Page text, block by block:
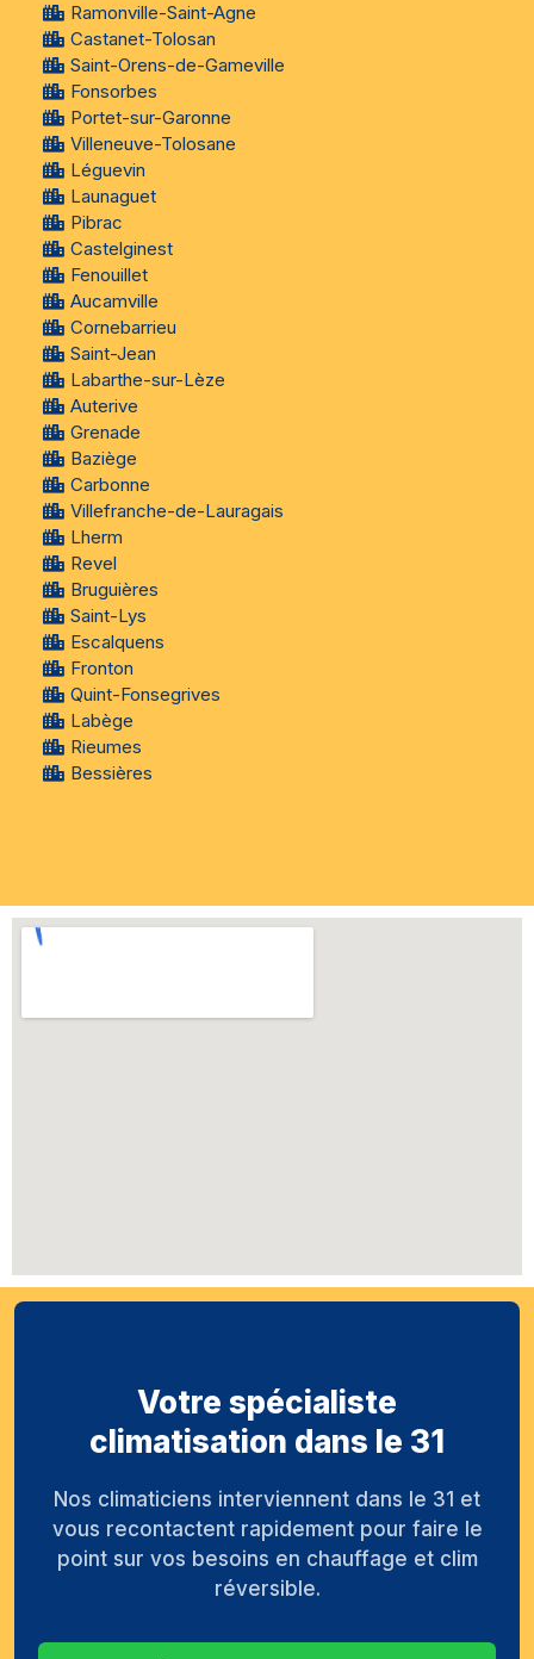
Ramonville-Saint-Agne
Castanet-Tolosan
Saint-Orens-de-Gameville
Fonsorbes
Portet-sur-Garonne
Villeneuve-Tolosane
Léguevin
Launaguet
Pibrac
Castelginest
Fenouillet
Aucamville
Cornebarrieu
Saint-Jean
Labarthe-sur-Lèze
Auterive
Grenade
Baziège
Carbonne
Villefranche-de-Lauragais
Lherm
Revel
Bruguières
Saint-Lys
Escalquens
Fronton
Quint-Fonsegrives
Labège
Rieumes
Bessières
Votre spécialiste
climatisation dans le 31
Nos climaticiens interviennent dans le 31 et
vous recontactent rapidement pour faire le
point sur vos besoins en chauffage et clim
réversible.